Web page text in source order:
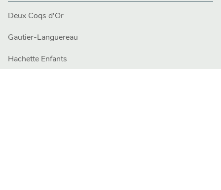
Deux Coqs d'Or
Gautier-Languereau
Hachette Enfants